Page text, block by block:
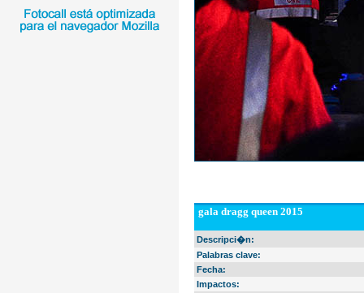
gala dragg queen 2015
Descripci�n:
Palabras clave:
Fecha:
Impactos: